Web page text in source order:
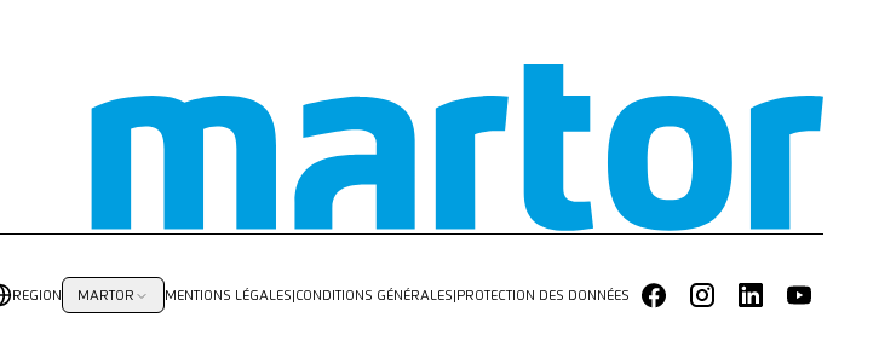
REGION MARTOR MENTIONS LÉGALES CONDITIONS GÉNÉRALES PROTECTION DES DONNÉES